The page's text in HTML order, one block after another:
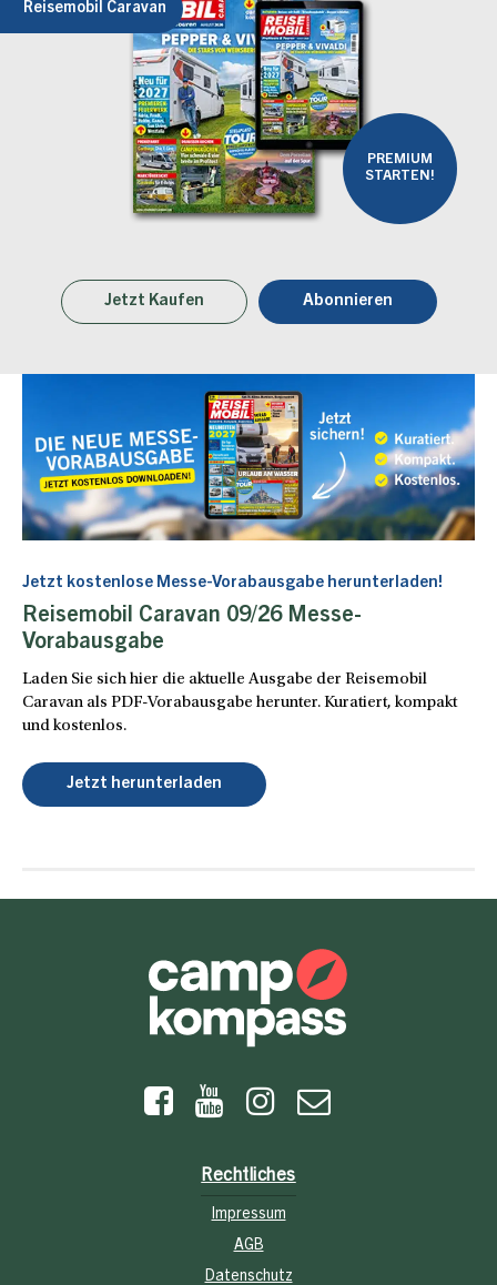
Reisemobil Caravan
PREMIUM
STARTEN!
Jetzt Kaufen Abonnieren
Jetzt kostenlose Messe-Vorabausgabe herunterladen!
Reisemobil Caravan 09/26 Messe-
Vorabausgabe
Laden Sie sich hier die aktuelle Ausgabe der Reisemobil
Caravan als PDF-Vorabausgabe herunter. Kuratiert, kompakt
und kostenlos.
Jetzt herunterladen
Rechtliches
Impressum
AGB
Datenschutz